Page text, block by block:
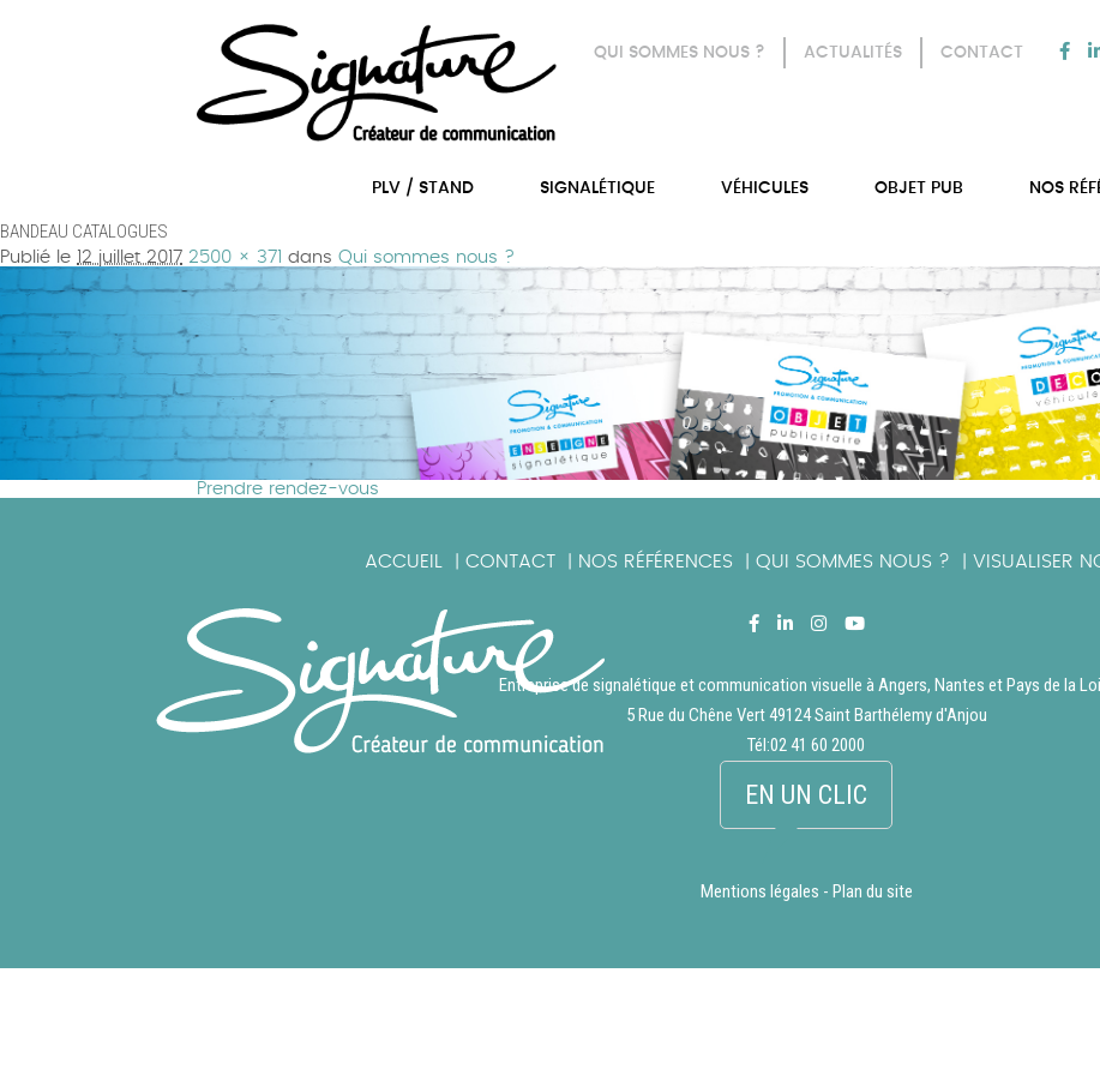
QUI SOMMES NOUS ? ACTUALITÉS CONTACT
PLV / STAND SIGNALÉTIQUE VÉHICULES OBJET PUB NOS
BANDEAU CATALOGUES
Publié le 12 juillet 2017 2500 × 371 dans Qui sommes nous ?
Prendre rendez-vous
ACCUEIL CONTACT NOS RÉFÉRENCES QUI SOMMES NOUS ? VISUALISER
Entreprise de signalétique et communication visuelle à Angers, Nantes et Pays de la
5 Rue du Chêne Vert 49124 Saint Barthélemy d'Anjou
Tél:02 41 60 2000
EN UN CLIC
Mentions légales - Plan du site